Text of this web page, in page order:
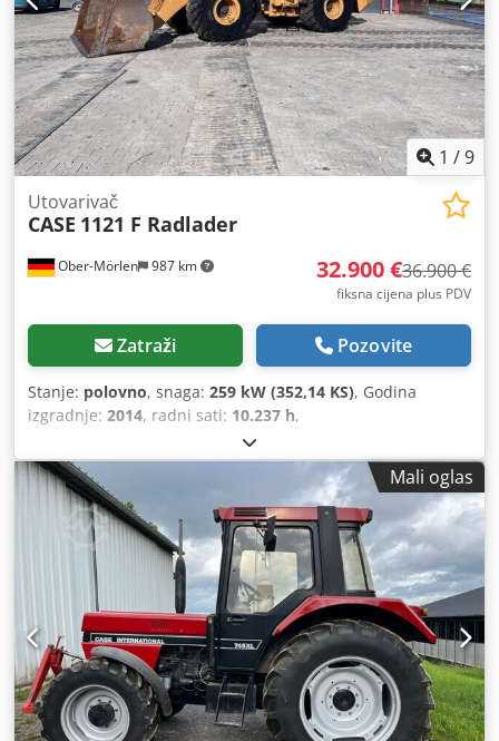
1 /9
Ober-Mörlen 987 km
Utovarivač
CASE 1121 F Radlader
32.900 €36.900 €
fiksna cijena plus PDV
Zatraži Pozovite
Stanje: polovno, snaga: 259 kW (352,14 KS), Godina
izgradnje: 2014, radni sati: 10.237 h,
Mali oglas